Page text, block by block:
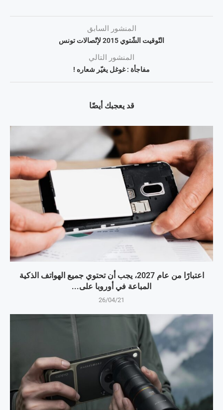
المنشور السابق
التّوقيت الشّتوي 2015 لإتّصالات تونس
المنشور التالي
مفاجأة : غوغل يغيّر شعاره !
قد يعجبك أيضًا
اعتبارًا من عام 2027، يجب أن تحتوي جميع الهواتف الذكية
المباعة في أوروبا على...
26/04/21